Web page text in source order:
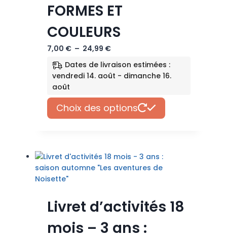
FORMES ET
COULEURS
7,00 € – 24,99 €Plage
prix :
7,00 €
24,99 €
Dates de livraison estimées :
vendredi 14. août - dimanche 16.
août
Choix des options
Ce
produit
choisies
sur
Livret d’activités 18
mois – 3 ans :